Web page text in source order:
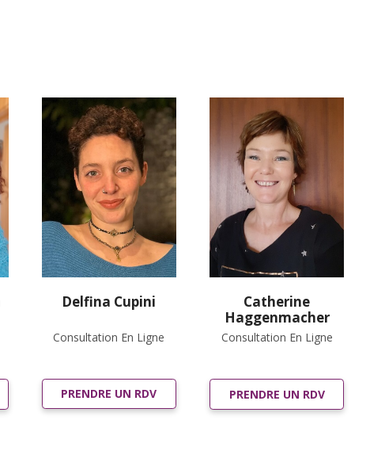
Delfina Cupini
Consultation En Ligne
PRENDRE UN RDV
Catherine
Haggenmacher
Consultation En Ligne
PRENDRE UN RDV